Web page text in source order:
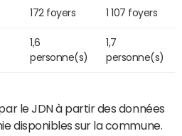
172 foyers 1 107 foyers
1,6
personne(s)
1,7
personne(s)
le JDN à partir des données
disponibles sur la commune.